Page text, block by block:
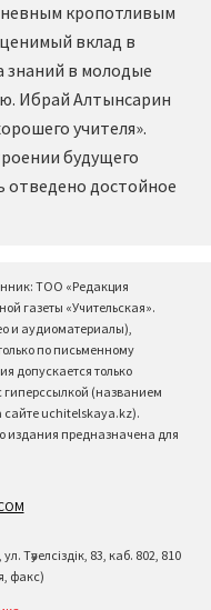
кропотливым
вклад в
знаний в молодые
Ибрай Алтынсарин
учителя».
будущего
отведено достойное
ТОО «Редакция
газеты «Учительская».
и аудиоматериалы),
по письменному
допускается только
гиперссылкой (названием
сайте uchitelskaya.kz).
издания предназначена для
Тәуелсіздік, 83, каб. 802, 810
факс)